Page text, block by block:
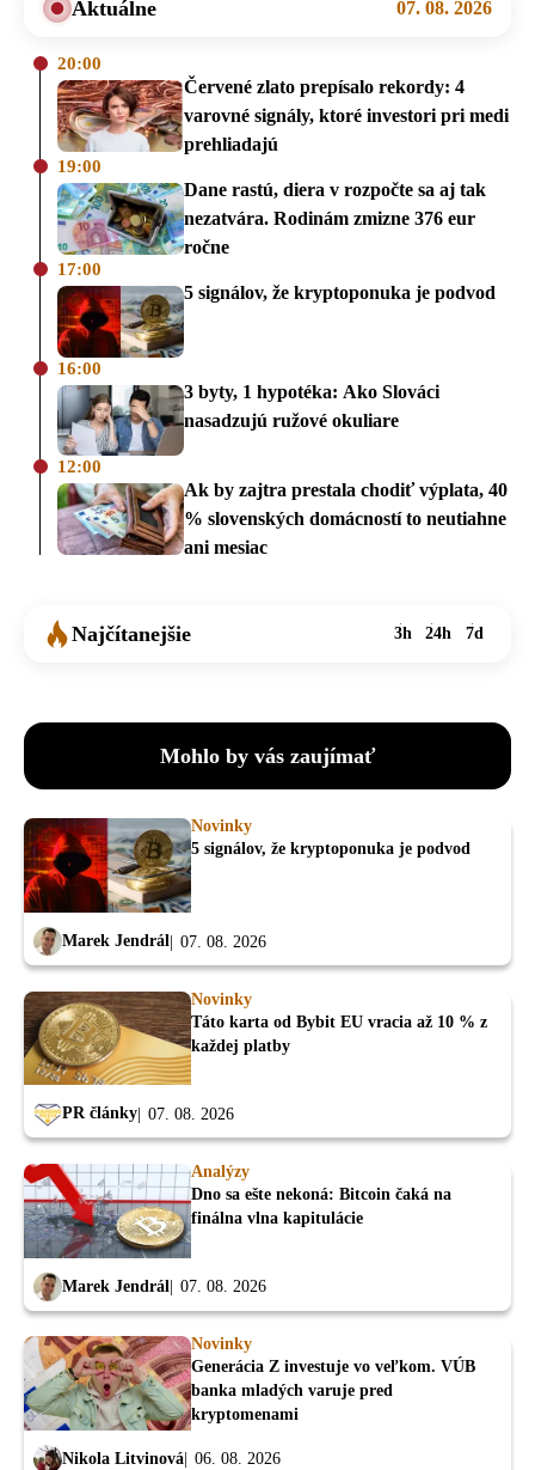
Aktuálne 07. 08. 2026
20:00
Červené zlato prepísalo rekordy: 4
varovné signály, ktoré investori pri medi
prehliadajú
19:00
Dane rastú, diera v rozpočte sa aj tak
nezatvára. Rodinám zmizne 376 eur
ročne
17:00
5 signálov, že kryptoponuka je podvod
16:00
3 byty, 1 hypotéka: Ako Slováci
nasadzujú ružové okuliare
12:00
Ak by zajtra prestala chodiť výplata, 40
% slovenských domácností to neutiahne
ani mesiac
Najčítanejšie 3h 24h 7d
Mohlo by vás zaujímať
Novinky
5 signálov, že kryptoponuka je podvod
Marek Jendrál 07. 08. 2026
Novinky
Táto karta od Bybit EU vracia až 10 % z
každej platby
PR články 07. 08. 2026
Analýzy
Dno sa ešte nekoná: Bitcoin čaká na
finálna vlna kapitulácie
Marek Jendrál 07. 08. 2026
Novinky
Generácia Z investuje vo veľkom. VÚB
banka mladých varuje pred
kryptomenami
Nikola Litvinová 06. 08. 2026